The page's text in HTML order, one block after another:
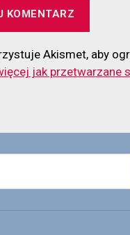
Akismet, aby
jak przetwarzane